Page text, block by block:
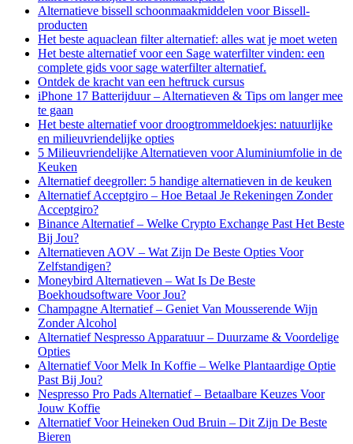
Alternatieve bissell schoonmaakmiddelen voor Bissell-
producten
Het beste aquaclean filter alternatief: alles wat je moet weten
Het beste alternatief voor een Sage waterfilter vinden: een
complete gids voor sage waterfilter alternatief.
Ontdek de kracht van een heftruck cursus
iPhone 17 Batterijduur – Alternatieven & Tips om langer mee
te gaan
Het beste alternatief voor droogtrommeldoekjes: natuurlijke
en milieuvriendelijke opties
5 Milieuvriendelijke Alternatieven voor Aluminiumfolie in de
Keuken
Alternatief deegroller: 5 handige alternatieven in de keuken
Alternatief Acceptgiro – Hoe Betaal Je Rekeningen Zonder
Acceptgiro?
Binance Alternatief – Welke Crypto Exchange Past Het Beste
Bij Jou?
Alternatieven AOV – Wat Zijn De Beste Opties Voor
Zelfstandigen?
Moneybird Alternatieven – Wat Is De Beste
Boekhoudsoftware Voor Jou?
Champagne Alternatief – Geniet Van Mousserende Wijn
Zonder Alcohol
Alternatief Nespresso Apparatuur – Duurzame & Voordelige
Opties
Alternatief Voor Melk In Koffie – Welke Plantaardige Optie
Past Bij Jou?
Nespresso Pro Pads Alternatief – Betaalbare Keuzes Voor
Jouw Koffie
Alternatief Voor Heineken Oud Bruin – Dit Zijn De Beste
Bieren